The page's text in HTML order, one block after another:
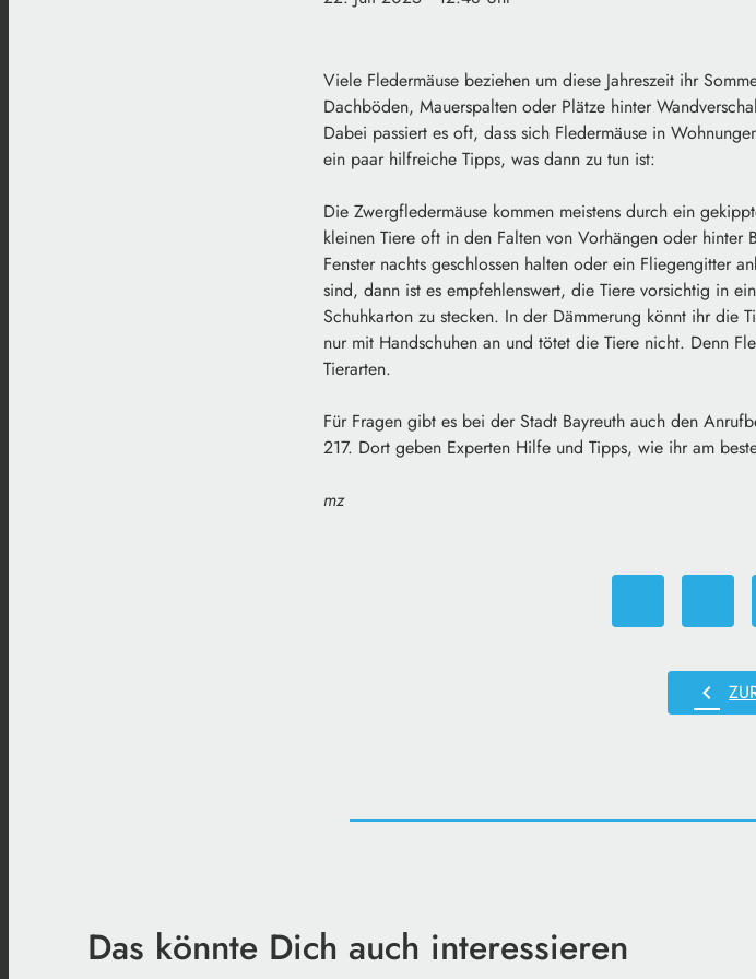
Viele Fledermäuse beziehen um diese Jahreszeit ihr
Dachböden, Mauerspalten oder Plätze hinter
Dabei passiert es oft, dass sich Fledermäuse in
ein paar hilfreiche Tipps, was dann zu tun ist:
Die Zwergfledermäuse kommen meistens durch ein
kleinen Tiere oft in den Falten von Vorhängen oder
Fenster nachts geschlossen halten oder ein Fliegengitter
sind, dann ist es empfehlenswert, die Tiere vorsichtig in
Schuhkarton zu stecken. In der Dämmerung könnt ihr die
nur mit Handschuhen an und tötet die Tiere nicht. Denn
Tierarten.
Für Fragen gibt es bei der Stadt Bayreuth auch den
217. Dort geben Experten Hilfe und Tipps, wie ihr am
mz
chevron_left
Das könnte Dich auch interessieren